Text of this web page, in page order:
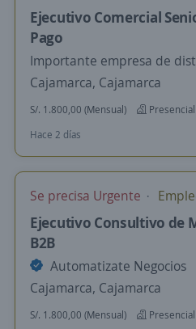
Ejecutivo Comercial
Pago
Importante empresa de
Cajamarca, Cajamarca
S/. 1.800,00 (Mensual)
Hace 2 días
Se precisa Urgente
Ejecutivo Consultivo de
B2B
Automatizate Negocios
Cajamarca, Cajamarca
S/. 1.800,00 (Mensual)